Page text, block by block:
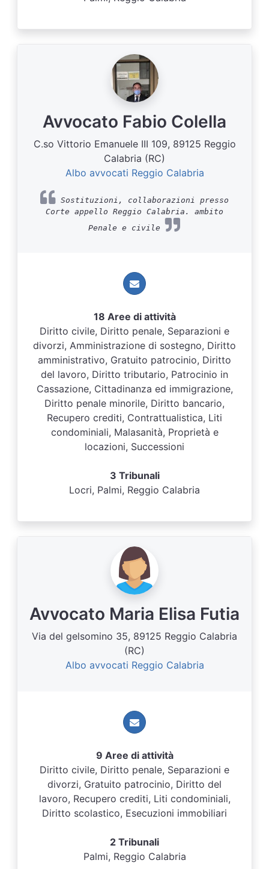
Avvocato Fabio Colella
C.so Vittorio Emanuele III 109, 89125 Reggio
Calabria (RC)
Albo avvocati Reggio Calabria
Sostituzioni, collaborazioni presso
Corte appello Reggio Calabria. ambito
Penale e civile
18 Aree di attività
Diritto civile, Diritto penale, Separazioni e
divorzi, Amministrazione di sostegno, Diritto
amministrativo, Gratuito patrocinio, Diritto
del lavoro, Diritto tributario, Patrocinio in
Cassazione, Cittadinanza ed immigrazione,
Diritto penale minorile, Diritto bancario,
Recupero crediti, Contrattualistica, Liti
condominiali, Malasanità, Proprietà e
locazioni, Successioni
3 Tribunali
Locri, Palmi, Reggio Calabria
Avvocato Maria Elisa Futia
Via del gelsomino 35, 89125 Reggio Calabria
(RC)
Albo avvocati Reggio Calabria
9 Aree di attività
Diritto civile, Diritto penale, Separazioni e
divorzi, Gratuito patrocinio, Diritto del
lavoro, Recupero crediti, Liti condominiali,
Diritto scolastico, Esecuzioni immobiliari
2 Tribunali
Palmi, Reggio Calabria